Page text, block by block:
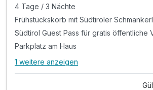
4 Tage / 3 Nächte
Parkplatz am Haus
Alle Inklusivleistungen
1 weitere anzeigen